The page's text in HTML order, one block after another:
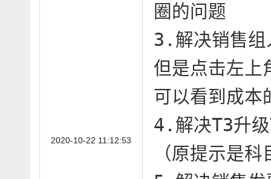
2020-10-22 11:12:53
圈的问题
3.解决销售组
但是点击左上
可以看到成本
4.解决T3升
（原提示是